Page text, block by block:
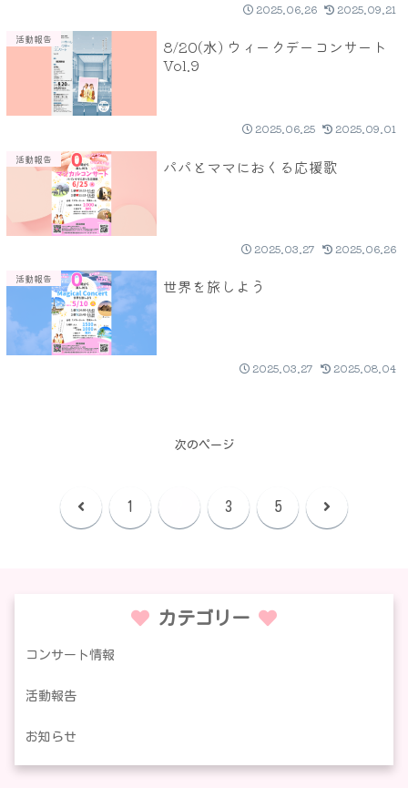
2025.06.26 2025.09.21
活動報告
8/20(水) ウィークデーコンサート
Vol.9
2025.06.25 2025.09.01
活動報告 パパとママにおくる応援歌
2025.03.27 2025.06.26
活動報告 世界を旅しよう
2025.03.27 2025.08.04
次のページ
前 1 3 5 次
カテゴリー
コンサート情報
活動報告
お知らせ